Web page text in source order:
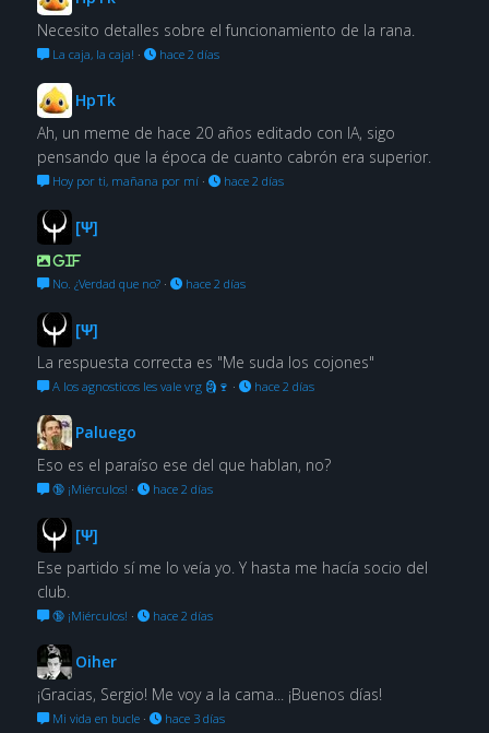
Necesito detalles sobre el funcionamiento de la rana.
La caja, la caja! · hace 2 días
HpTk
Ah, un meme de hace 20 años editado con IA, sigo
pensando que la época de cuanto cabrón era superior.
Hoy por ti, mañana por mí· hace 2 días
[Ψ]
GIF
No. ¿Verdad que no?· hace 2 días
[Ψ]
La respuesta correcta es "Me suda los cojones"
A los agnosticos les vale vrg 🗿🍷 · hace 2 días
Paluego
Eso es el paraíso ese del que hablan, no?
🔞 ¡Miérculos! · hace 2 días
[Ψ]
Ese partido sí me lo veía yo. Y hasta me hacía socio del
club.
🔞 ¡Miérculos! · hace 2 días
Oiher
¡Gracias, Sergio! Me voy a la cama... ¡Buenos días!
Mi vida en bucle· hace 3 días